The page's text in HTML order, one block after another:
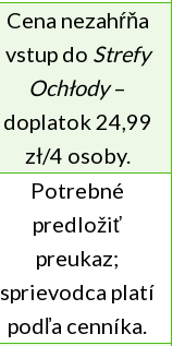
Cena nezahŕňa
vstup do Strefy
Ochłody–
doplatok 24,99
zł/4 osoby.
Potrebné
predložiť
preukaz;
sprievodca platí
podľa cenníka.